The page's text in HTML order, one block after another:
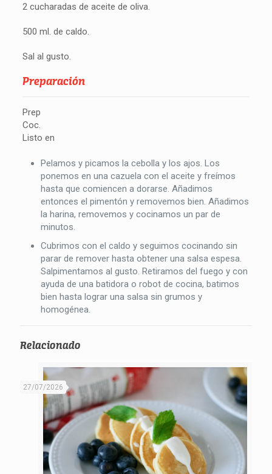
2 cucharadas de aceite de oliva.
500 ml. de caldo.
Sal al gusto.
Preparación
Prep
Coc.
Listo en
Pelamos y picamos la cebolla y los ajos. Los
ponemos en una cazuela con el aceite y freímos
hasta que comiencen a dorarse. Añadimos
entonces el pimentón y removemos bien. Añadimos
la harina, removemos y cocinamos un par de
minutos.
Cubrimos con el caldo y seguimos cocinando sin
parar de remover hasta obtener una salsa espesa.
Salpimentamos al gusto. Retiramos del fuego y con
ayuda de una batidora o robot de cocina, batimos
bien hasta lograr una salsa sin grumos y
homogénea.
Relacionado
27/07/2026